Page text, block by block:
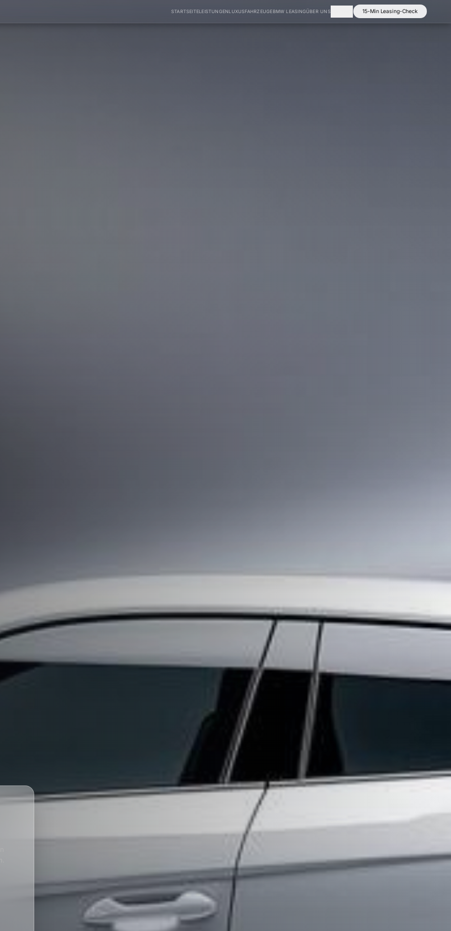
STARTSEITELEISTUNGENLUXUSFAHRZEUGEBMW LEASINGÜBER UNS 15-Min Leasing-Check